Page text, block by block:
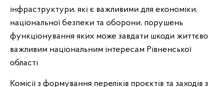
інфраструктури, які є важливими для економіки,
національної безпеки та оборони, порушень
функціонування яких може завдати шкоди життєво
важливим національним інтересам Рівненської
області
Комісії з формування переліків проєктів та заходів з